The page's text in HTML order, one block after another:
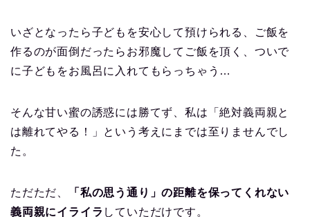
いざとなったら子どもを安心して預けられる、ご飯を
作るのが面倒だったらお邪魔してご飯を頂く、ついで
に子どもをお風呂に入れてもらっちゃう…
そんな甘い蜜の誘惑には勝てず、私は「絶対義両親と
は離れてやる！」という考えにまでは至りませんでし
た。
ただただ、
「私の思う通り」の距離を保ってくれない
義両親にイライラ していただけです。